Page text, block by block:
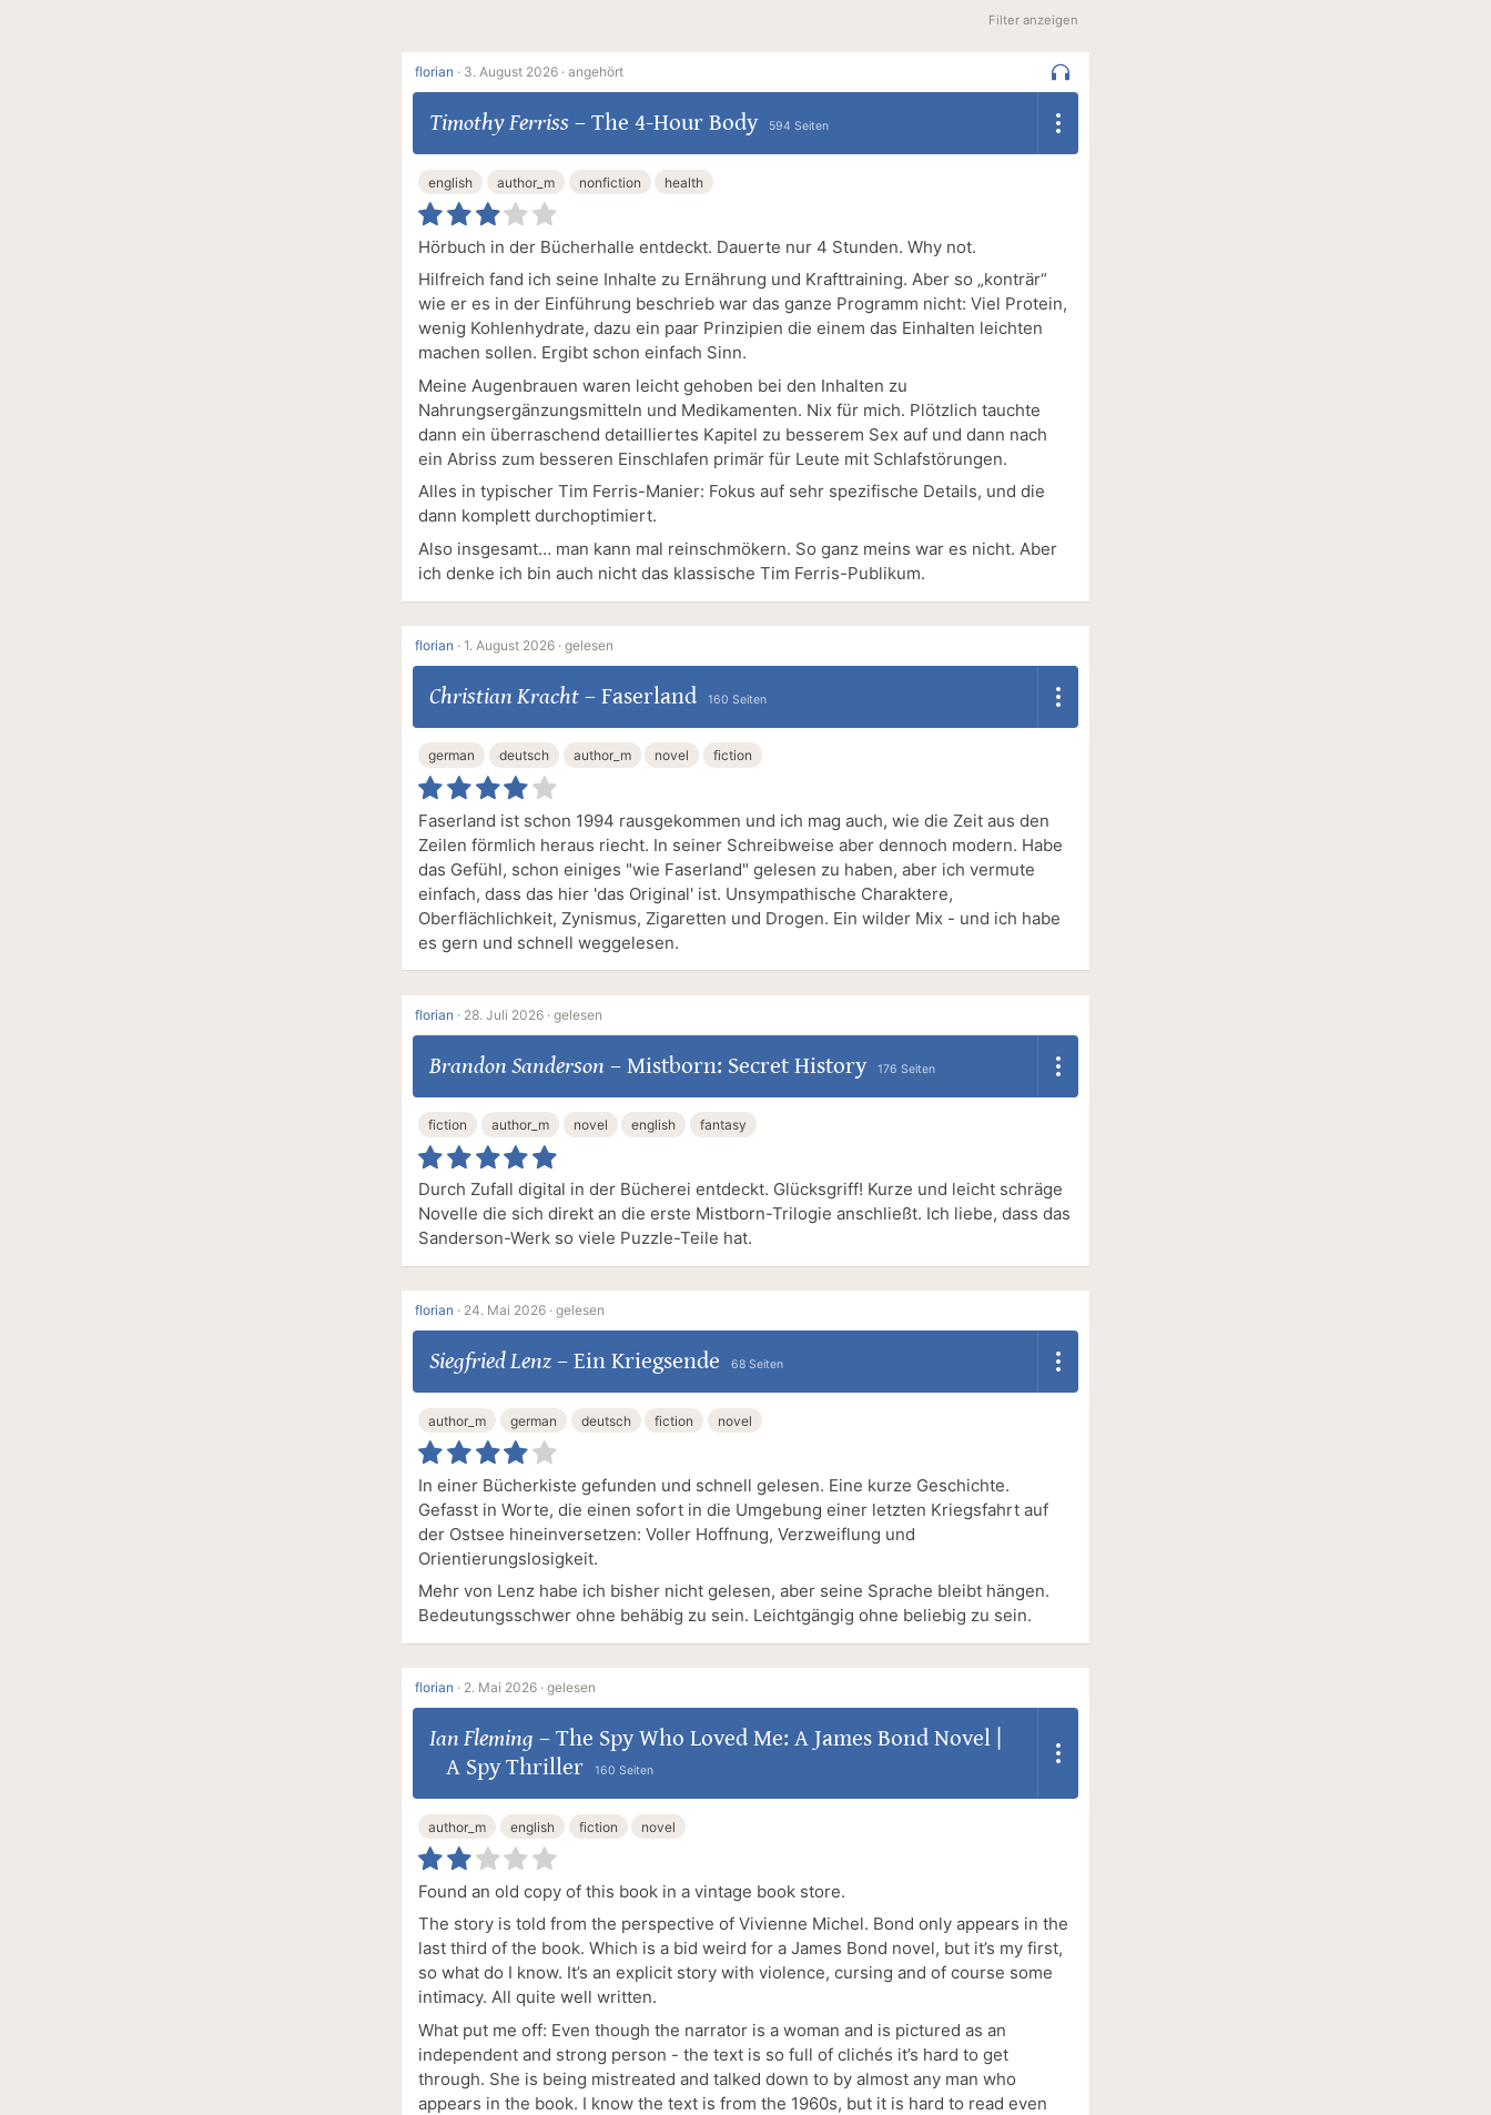
Filter anzeigen
florian · 3. August 2026 · angehört
Timothy Ferriss – The 4-Hour Body 594 Seiten
english author_m nonfiction health
Hörbuch in der Bücherhalle entdeckt. Dauerte nur 4 Stunden. Why not.
Hilfreich fand ich seine Inhalte zu Ernährung und Krafttraining. Aber so „konträr“
wie er es in der Einführung beschrieb war das ganze Programm nicht: Viel Protein,
wenig Kohlenhydrate, dazu ein paar Prinzipien die einem das Einhalten leichten
machen sollen. Ergibt schon einfach Sinn.
Meine Augenbrauen waren leicht gehoben bei den Inhalten zu
Nahrungsergänzungsmitteln und Medikamenten. Nix für mich. Plötzlich tauchte
dann ein überraschend detailliertes Kapitel zu besserem Sex auf und dann nach
ein Abriss zum besseren Einschlafen primär für Leute mit Schlafstörungen.
Alles in typischer Tim Ferris-Manier: Fokus auf sehr spezifische Details, und die
dann komplett durchoptimiert.
Also insgesamt… man kann mal reinschmökern. So ganz meins war es nicht. Aber
ich denke ich bin auch nicht das klassische Tim Ferris-Publikum.
florian · 1. August 2026 · gelesen
Christian Kracht– Faserland 160 Seiten
german deutsch author_m novel fiction
Faserland ist schon 1994 rausgekommen und ich mag auch, wie die Zeit aus den
Zeilen förmlich heraus riecht. In seiner Schreibweise aber dennoch modern. Habe
das Gefühl, schon einiges "wie Faserland" gelesen zu haben, aber ich vermute
einfach, dass das hier 'das Original' ist. Unsympathische Charaktere,
Oberflächlichkeit, Zynismus, Zigaretten und Drogen. Ein wilder Mix - und ich habe
es gern und schnell weggelesen.
florian · 28. Juli 2026 · gelesen
Brandon Sanderson – Mistborn: Secret History 176 Seiten
fiction author_m novel english fantasy
Durch Zufall digital in der Bücherei entdeckt. Glücksgriff! Kurze und leicht schräge
Novelle die sich direkt an die erste Mistborn-Trilogie anschließt. Ich liebe, dass das
Sanderson-Werk so viele Puzzle-Teile hat.
florian · 24. Mai 2026 · gelesen
Siegfried Lenz– Ein Kriegsende 68 Seiten
author_m german deutsch fiction novel
In einer Bücherkiste gefunden und schnell gelesen. Eine kurze Geschichte.
Gefasst in Worte, die einen sofort in die Umgebung einer letzten Kriegsfahrt auf
der Ostsee hineinversetzen: Voller Hoffnung, Verzweiflung und
Orientierungslosigkeit.
Mehr von Lenz habe ich bisher nicht gelesen, aber seine Sprache bleibt hängen.
Bedeutungsschwer ohne behäbig zu sein. Leichtgängig ohne beliebig zu sein.
florian · 2. Mai 2026 · gelesen
Ian Fleming – The Spy Who Loved Me: A James Bond Novel |
A Spy Thriller
160 Seiten
author_m english fiction novel
Found an old copy of this book in a vintage book store.
The story is told from the perspective of Vivienne Michel. Bond only appears in the
last third of the book. Which is a bid weird for a James Bond novel, but it’s my first,
so what do I know. It’s an explicit story with violence, cursing and of course some
intimacy. All quite well written.
What put me off: Even though the narrator is a woman and is pictured as an
independent and strong person - the text is so full of clichés it’s hard to get
through. She is being mistreated and talked down to by almost any man who
appears in the book. I know the text is from the 1960s, but it is hard to read even